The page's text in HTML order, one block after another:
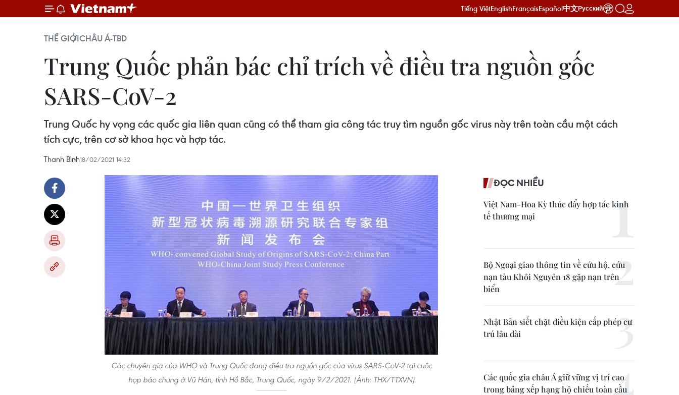
Tiếng ViệtEnglishFrançaisEspañol中文Русский
THẾ GIỚICHÂU Á-TBD
Trung Quốc phản bác chỉ trích về điều tra nguồn gốc
SARS-CoV-2
Trung Quốc hy vọng các quốc gia liên quan cũng có thể tham gia công tác truy tìm nguồn gốc virus này trên toàn cầu một cách
tích cực, trên cơ sở khoa học và hợp tác.
Thanh Bình18/02/2021 14:32
Các chuyên gia của WHO và Trung Quốc đang điều tra nguồn gốc của virus SARS-CoV-2 tại cuộc
họp báo chung ở Vũ Hán, tỉnh Hồ Bắc, Trung Quốc, ngày 9/2/2021. (Ảnh: THX/TTXVN)
ĐỌC NHIỀU
Việt Nam-Hoa Kỳ thúc đẩy hợp tác kinh
tế thương mại
Bộ Ngoại giao thông tin về cứu hộ, cứu
nạn tàu Khôi Nguyên 18 gặp nạn trên
biển
Nhật Bản siết chặt điều kiện cấp phép cư
trú lâu dài
Các quốc gia châu Á giữ vững vị trí cao
trong bảng xếp hạng hộ chiếu toàn cầu